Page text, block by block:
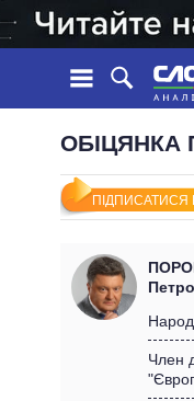
СТРІЧКА
ПОДІЇ
СТАТТІ
ДУМКИ
ОГЛЯДИ
ДАЙДЖЕСТИ
УСІ ПОЛІТИКИ
ПРЕЗИДЕНТ І
КАБІНЕТ
ОБІЦЯНКА
ПІДПИСАТИСЯ
Член